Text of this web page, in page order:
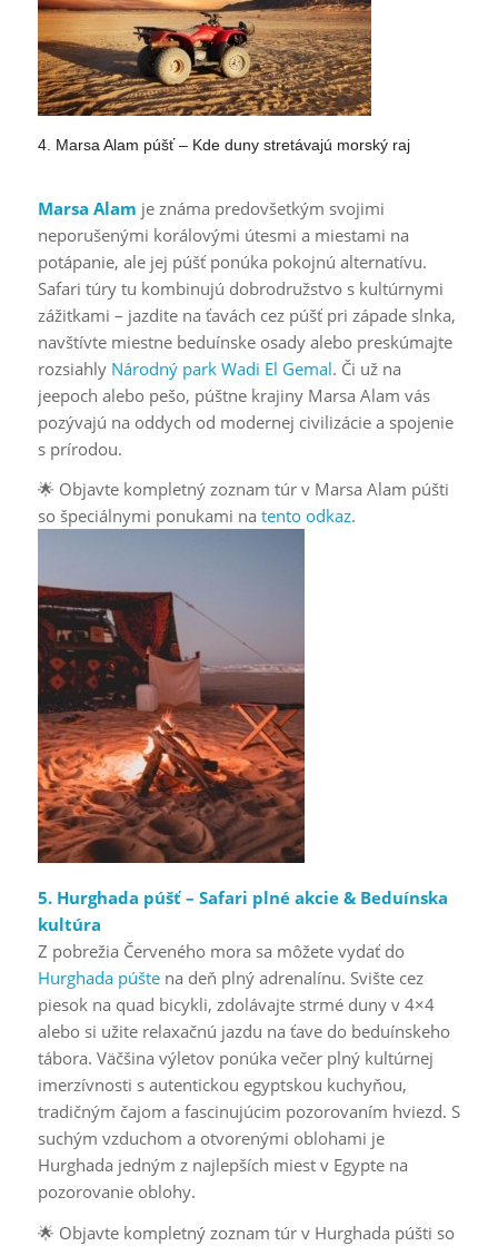
4. Marsa Alam púšť – Kde duny stretávajú morský raj
Marsa Alam je známa predovšetkým svojimi
neporušenými korálovými útesmi a miestami na
potápanie, ale jej púšť ponúka pokojnú alternatívu.
Safari túry tu kombinujú dobrodružstvo s kultúrnymi
zážitkami – jazdite na ťavách cez púšť pri západe slnka,
navštívte miestne beduínske osady alebo preskúmajte
rozsiahly Národný park Wadi El Gemal. Či už na
jeepoch alebo pešo, púštne krajiny Marsa Alam vás
pozývajú na oddych od modernej civilizácie a spojenie
s prírodou.
🌟 Objavte kompletný zoznam túr v Marsa Alam púšti
so špeciálnymi ponukami na tento odkaz.
5. Hurghada púšť – Safari plné akcie & Beduínska
kultúra
Z pobrežia Červeného mora sa môžete vydať do
Hurghada púštena deň plný adrenalínu. Svište cez
piesok na quad bicykli, zdolávajte strmé duny v 4×4
alebo si užite relaxačnú jazdu na ťave do beduínskeho
tábora. Väčšina výletov ponúka večer plný kultúrnej
imerzívnosti s autentickou egyptskou kuchyňou,
tradičným čajom a fascinujúcim pozorovaním hviezd. S
suchým vzduchom a otvorenými oblohami je
Hurghada jedným z najlepších miest v Egypte na
pozorovanie oblohy.
🌟 Objavte kompletný zoznam túr v Hurghada púšti so